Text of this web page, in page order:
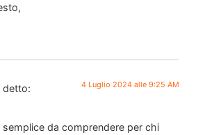
detto: 4 Luglio 2024 alle 9:25 AM
da comprendere per chi